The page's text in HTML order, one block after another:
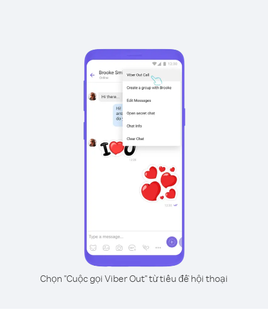
Chọn "Cuộc gọi Viber Out" từ tiêu đề hội thoại